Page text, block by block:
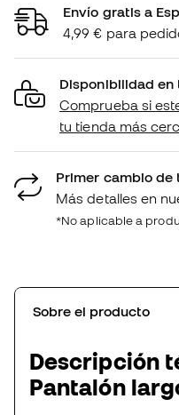
Envío gratis a
4,99 € para
Disponibilidad en
Comprueba si
tu tienda más
Primer cambio de
Más detalles en
*No aplicable a
Sobre el producto
Descripción
Pantalón